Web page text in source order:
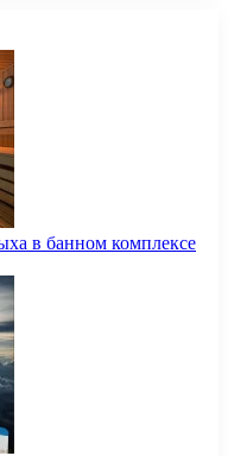
в банном комплексе